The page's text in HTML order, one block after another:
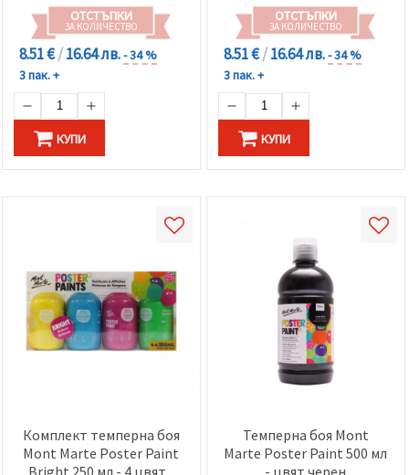
ОТСТЪПКИ
ЗА КОЛИЧЕСТВО
8.51 €/16.64 лв.- 34 %
3 пак. +
КУПИ
ОТСТЪПКИ
ЗА КОЛИЧЕСТВО
8.51 €/16.64 лв.- 34 %
3 пак. +
КУПИ
Комплект темперна боя
Mont Marte Poster Paint
Bright 250 мл - 4 цвята
Темперна боя Mont
Marte Poster Paint 500 мл
- цвят черен